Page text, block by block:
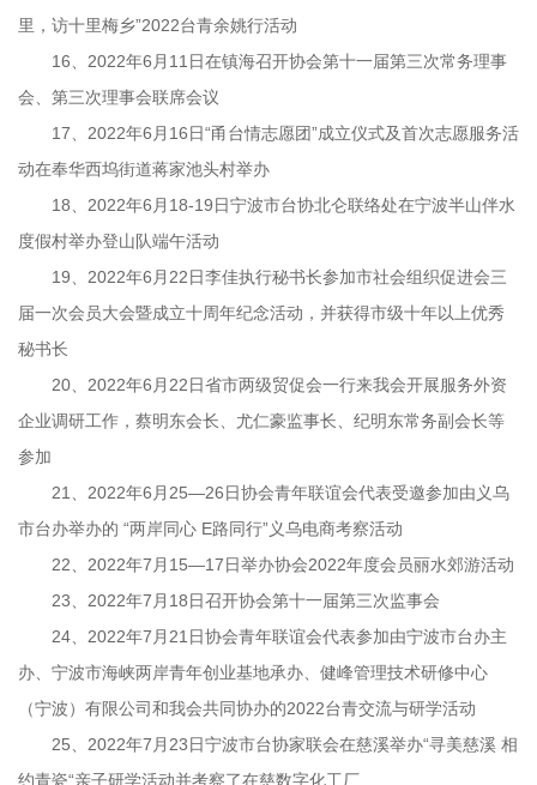
里，访十里梅乡”2022台青余姚行活动
16、2022年6月11日在镇海召开协会第十一届第三次常务理事
会、第三次理事会联席会议
17、2022年6月16日“甬台情志愿团”成立仪式及首次志愿服务活
动在奉华西坞街道蒋家池头村举办
18、2022年6月18-19日宁波市台协北仑联络处在宁波半山伴水
度假村举办登山队端午活动
19、2022年6月22日李佳执行秘书长参加市社会组织促进会三
届一次会员大会暨成立十周年纪念活动，并获得市级十年以上优秀
秘书长
20、2022年6月22日省市两级贸促会一行来我会开展服务外资
企业调研工作，蔡明东会长、尤仁豪监事长、纪明东常务副会长等
参加
21、2022年6月25—26日协会青年联谊会代表受邀参加由义乌
市台办举办的 “两岸同心 E路同行”义乌电商考察活动
22、2022年7月15—17日举办协会2022年度会员丽水郊游活动
23、2022年7月18日召开协会第十一届第三次监事会
24、2022年7月21日协会青年联谊会代表参加由宁波市台办主
办、宁波市海峡两岸青年创业基地承办、健峰管理技术研修中心
（宁波）有限公司和我会共同协办的2022台青交流与研学活动
25、2022年7月23日宁波市台协家联会在慈溪举办“寻美慈溪 相
约青瓷“亲子研学活动并考察了在慈数字化工厂